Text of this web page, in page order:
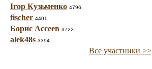
Ігор Кузьменко 4796
fischer 4401
Борис Ассеев 3722
alek48s 3394
Все участники >>